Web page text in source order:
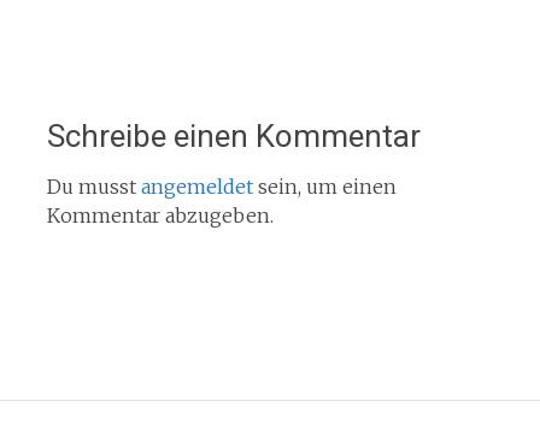
Schreibe einen Kommentar
Du musst angemeldetsein, um einen
Kommentar abzugeben.